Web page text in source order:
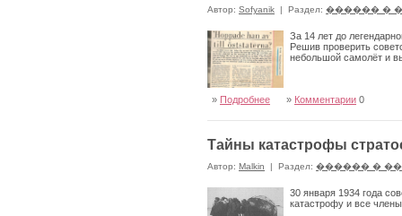
Автор: Sofyanik | Раздел: ������ �
За 14 лет до
Решив проверить
небольшой самолёт и
» Подробнее » Комментарии 0
Тайны катастрофы
Автор: Malkin | Раздел: ������ �
30 января 1934 года
катастрофу и все